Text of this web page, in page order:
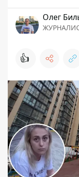
Олег
👍